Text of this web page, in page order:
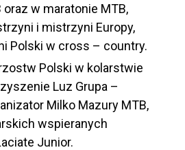
w maratonie MTB,
i mistrzyni Europy,
Polski w cross – country.
Polski w kolarstwie
Luz Grupa –
Milko Mazury MTB,
wspieranych
Junior.